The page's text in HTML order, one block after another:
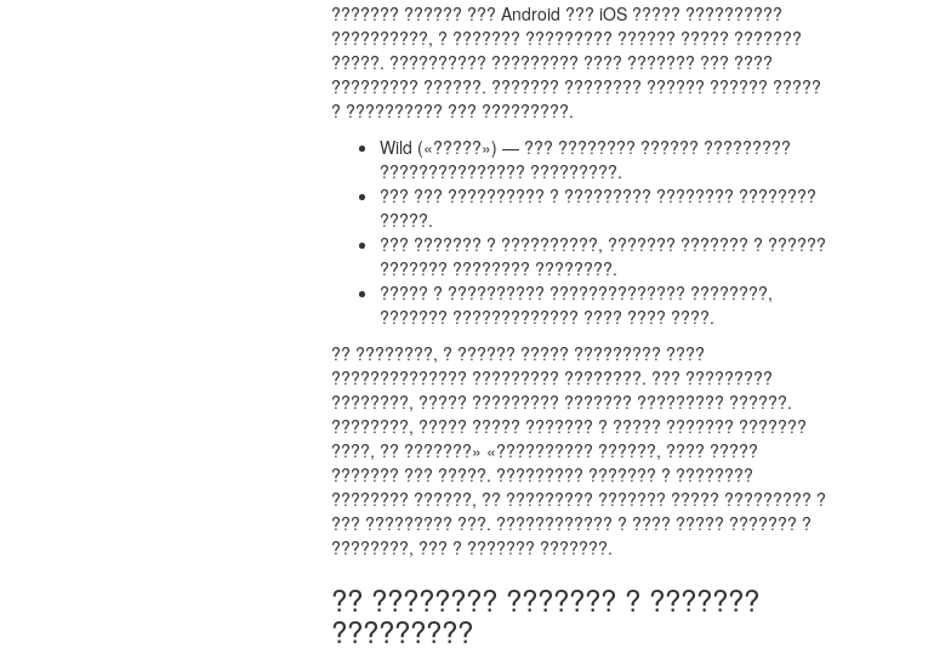
??????? ?????? ??? Android ??? iOS ????? ??????????
??????????, ? ??????? ????????? ?????? ????? ???????
?????. ?????????? ????????? ???? ??????? ??? ????
????????? ??????. ??????? ???????? ?????? ?????? ?????
? ?????????? ??? ?????????.
Wild («?????») — ??? ???????? ?????? ?????????
??????????????? ?????????.
??? ??? ?????????? ? ????????? ???????? ????????
?????.
??? ??????? ? ??????????, ??????? ??????? ? ??????
??????? ???????? ????????.
????? ? ?????????? ?????????????? ????????,
??????? ????????????? ???? ???? ????.
?? ????????, ? ?????? ????? ????????? ????
?????????????? ????????? ????????. ??? ?????????
????????, ????? ????????? ??????? ????????? ??????.
????????, ????? ????? ??????? ? ????? ??????? ???????
????, ?? ???????» «?????????? ??????, ???? ?????
??????? ??? ?????. ????????? ??????? ? ????????
???????? ??????, ?? ????????? ??????? ????? ????????? ?
??? ????????? ???. ???????????? ? ???? ????? ??????? ?
????????, ??? ? ??????? ???????.
?? ???????? ??????? ? ???????
?????????